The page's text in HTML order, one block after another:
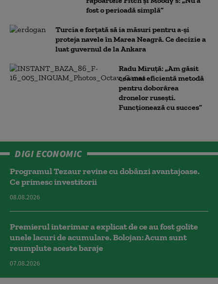
fost o perioadă simplă”
Turcia e forțată să ia măsuri pentru a-și
proteja navele în Marea Neagră. Ce decizie a
luat guvernul de la Ankara
Radu Miruță: „Am găsit
cea mai eficientă metodă
pentru doborârea
dronelor rusești.
Funcționează cu succes”
DIGI ECONOMIC
Programul Tezaur revine cu dobânzi avantajoase.
Ce primesc investitorii
08.08.2026
Premierul interimar a explicat de ce au fost golite
unele lacuri de acumulare. Bolojan: Acum sunt
reumplute aceste baraje
07.08.2026